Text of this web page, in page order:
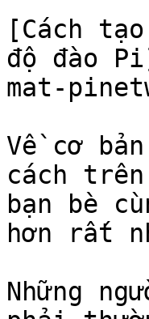
[Cách
độ đào
mat-
Về cơ
cách
bạn bè
hơn rất
Những